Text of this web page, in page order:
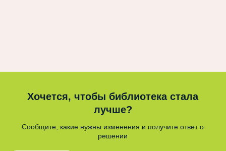
Хочется, чтобы библиотека стала
лучше?
Сообщите, какие нужны изменения и получите ответ о
решении